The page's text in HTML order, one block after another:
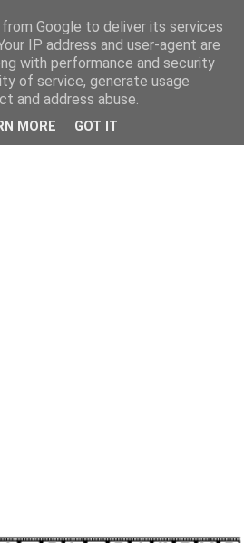
Google to deliver its services
IP address and user-agent are
with performance and security
of service, generate usage
and address abuse.
MORE GOT IT